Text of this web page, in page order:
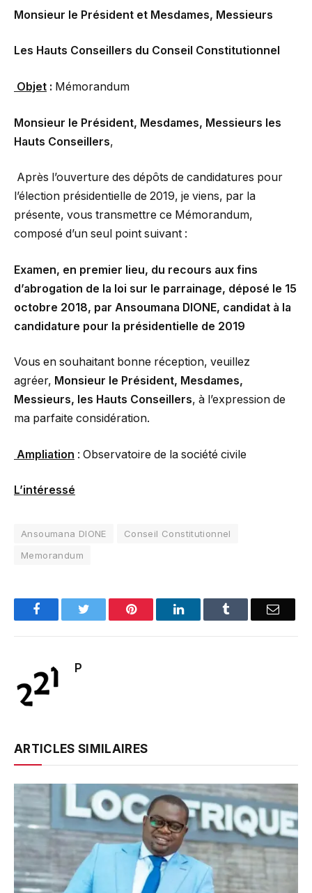
Monsieur le Président et Mesdames, Messieurs
Les Hauts Conseillers du Conseil Constitutionnel
Objet : Mémorandum
Monsieur le Président, Mesdames, Messieurs les
Hauts Conseillers,
Après l’ouverture des dépôts de candidatures pour
l’élection présidentielle de 2019, je viens, par la
présente, vous transmettre ce Mémorandum,
composé d’un seul point suivant :
Examen, en premier lieu, du recours aux fins
d’abrogation de la loi sur le parrainage, déposé le 15
octobre 2018, par Ansoumana DIONE, candidat à la
candidature pour la présidentielle de 2019
Vous en souhaitant bonne réception, veuillez
agréer, Monsieur le Président, Mesdames,
Messieurs, les Hauts Conseillers, à l’expression de
ma parfaite considération.
Ampliation : Observatoire de la société civile
L’intéressé
Ansoumana DIONE
Conseil Constitutionnel
Memorandum
FacebookTwitter Pinterest LinkedInTumblr Email
P
ARTICLES SIMILAIRES